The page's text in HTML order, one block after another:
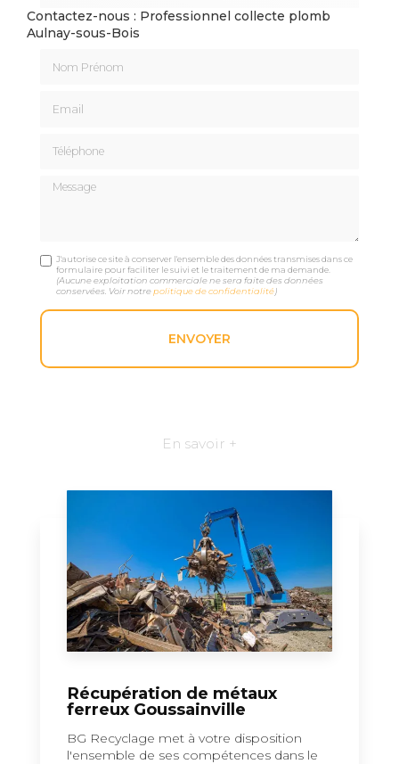
Contactez-nous : Professionnel collecte plomb
Aulnay-sous-Bois
Message
J'autorise ce site à conserver l'ensemble des données transmises dans ce
formulaire pour faciliter le suivi et le traitement de ma demande.
(Aucune exploitation commerciale ne sera faite des données
conservées. Voir notrepolitique de confidentialité)
En savoir +
Récupération de métaux
ferreux Goussainville
BG Recyclage met à votre disposition
l'ensemble de ses compétences dans le